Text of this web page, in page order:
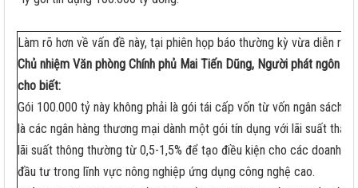
Làm rõ hơn về vấn đề này, tại phiên họp báo thường kỳ vừa diễn ra,
Chủ nhiệm Văn phòng Chính phủ Mai Tiến Dũng, Người phát ngôn
cho biết:
Gói 100.000 tỷ này không phải là gói tái cấp vốn từ vốn ngân sách
là các ngân hàng thương mại dành một gói tín dụng với lãi suất thấp
lãi suất thông thường từ 0,5-1,5% để tạo điều kiện cho các doanh
đầu tư trong lĩnh vực nông nghiệp ứng dụng công nghệ cao.